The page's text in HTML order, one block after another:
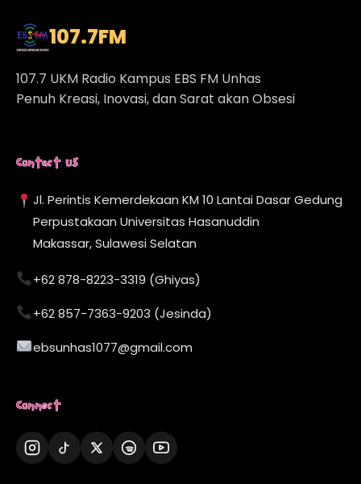
107.7FM
107.7 UKM Radio Kampus EBS FM Unhas
Penuh Kreasi, Inovasi, dan Sarat akan Obsesi
Contact Us
Jl. Perintis Kemerdekaan KM 10 Lantai Dasar Gedung
Perpustakaan Universitas Hasanuddin
Makassar, Sulawesi Selatan
+62 878-8223-3319 (Ghiyas)
+62 857-7363-9203 (Jesinda)
ebsunhas1077@gmail.com
Connect